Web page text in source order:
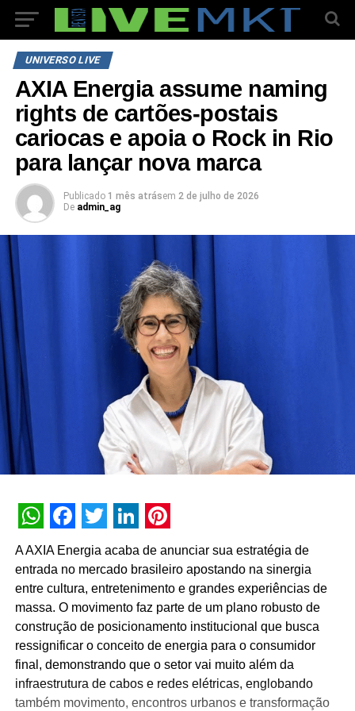
UNIVERSO LIVE
AXIA Energia assume naming
rights de cartões-postais
cariocas e apoia o Rock in Rio
para lançar nova marca
Publicado 1 mês atrásem 2 de julho de 2026
De admin_ag
WhatsApp
Facebook
Twitter
LinkedIn
Pinterest
A AXIA Energia acaba de anunciar sua estratégia de
entrada no mercado brasileiro apostando na sinergia
entre cultura, entretenimento e grandes experiências de
massa. O movimento faz parte de um plano robusto de
construção de posicionamento institucional que busca
ressignificar o conceito de energia para o consumidor
final, demonstrando que o setor vai muito além da
infraestrutura de cabos e redes elétricas, englobando
também movimento, encontros urbanos e transformação